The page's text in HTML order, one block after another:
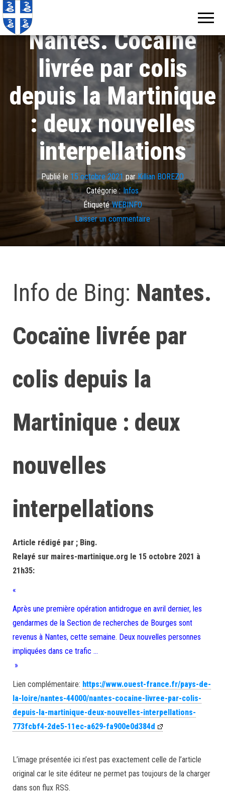
Nantes. Cocaïne
livrée par colis
depuis la Martinique
: deux nouvelles
interpellations
Publié le 15 octobre 2021 par Killian BOREZO
Catégorie : Infos
Étiqueté WEBINFO
Laisser un commentaire
Info de Bing: Nantes.
Cocaïne livrée par
colis depuis la
Martinique : deux
nouvelles
interpellations
Article rédigé par ; Bing.
Relayé sur maires-martinique.org le 15 octobre 2021 à
21h35:
«
Après une première opération antidrogue en avril dernier, les
gendarmes de la Section de recherches de Bourges sont
revenus à Nantes, cette semaine. Deux nouvelles personnes
impliquées dans ce trafic …
»
Lien complémentaire: https://www.ouest-france.fr/pays-de-
la-loire/nantes-44000/nantes-cocaine-livree-par-colis-
depuis-la-martinique-deux-nouvelles-interpellations-
773fcbf4-2de5-11ec-a629-fa900e0d384d
L’image présentée ici n’est pas exactement celle de l’article
original car le site éditeur ne permet pas toujours de la charger
dans son flux RSS.